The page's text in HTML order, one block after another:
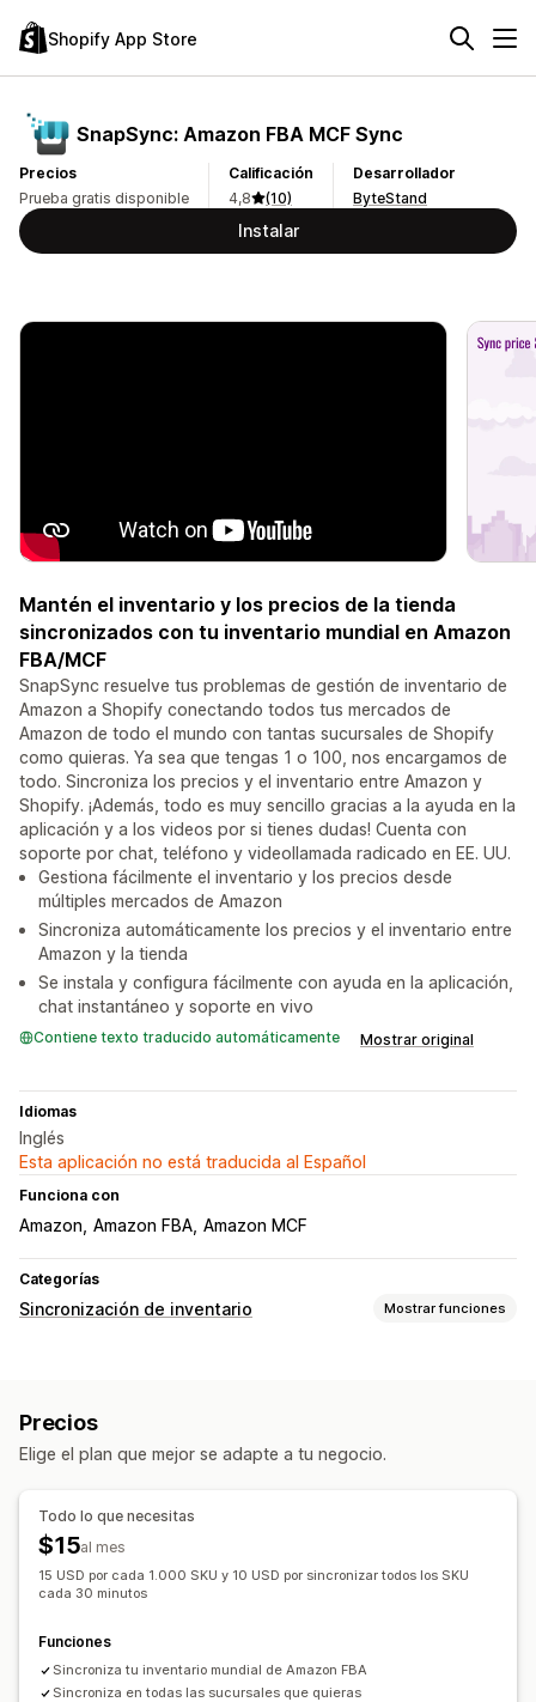
Shopify App Store
SnapSync: Amazon FBA MCF Sync
Precios
Prueba gratis disponible
Calificación
4,8
(10)
Desarrollador
ByteStand
Instalar
Mantén el inventario y los precios de la tienda
sincronizados con tu inventario mundial en Amazon
FBA/MCF
SnapSync resuelve tus problemas de gestión de inventario de
Amazon a Shopify conectando todos tus mercados de
Amazon de todo el mundo con tantas sucursales de Shopify
como quieras. Ya sea que tengas 1 o 100, nos encargamos de
todo. Sincroniza los precios y el inventario entre Amazon y
Shopify. ¡Además, todo es muy sencillo gracias a la ayuda en la
aplicación y a los videos por si tienes dudas! Cuenta con
soporte por chat, teléfono y videollamada radicado en EE. UU.
Gestiona fácilmente el inventario y los precios desde
múltiples mercados de Amazon
Sincroniza automáticamente los precios y el inventario entre
Amazon y la tienda
Se instala y configura fácilmente con ayuda en la aplicación,
chat instantáneo y soporte en vivo
Contiene texto traducido automáticamente Mostrar original
Idiomas
Inglés
Esta aplicación no está traducida al Español
Funciona con
Amazon Amazon FBA Amazon MCF
Categorías
Sincronización de inventario Mostrar funciones
Automático
Precios
Elige el plan que mejor se adapte a tu negocio.
Todo lo que necesitas
$15al mes
15 USD por cada 1.000 SKU y 10 USD por sincronizar todos los SKU
cada 30 minutos
Funciones
Sincroniza tu inventario mundial de Amazon FBA
Sincroniza en todas las sucursales que quieras